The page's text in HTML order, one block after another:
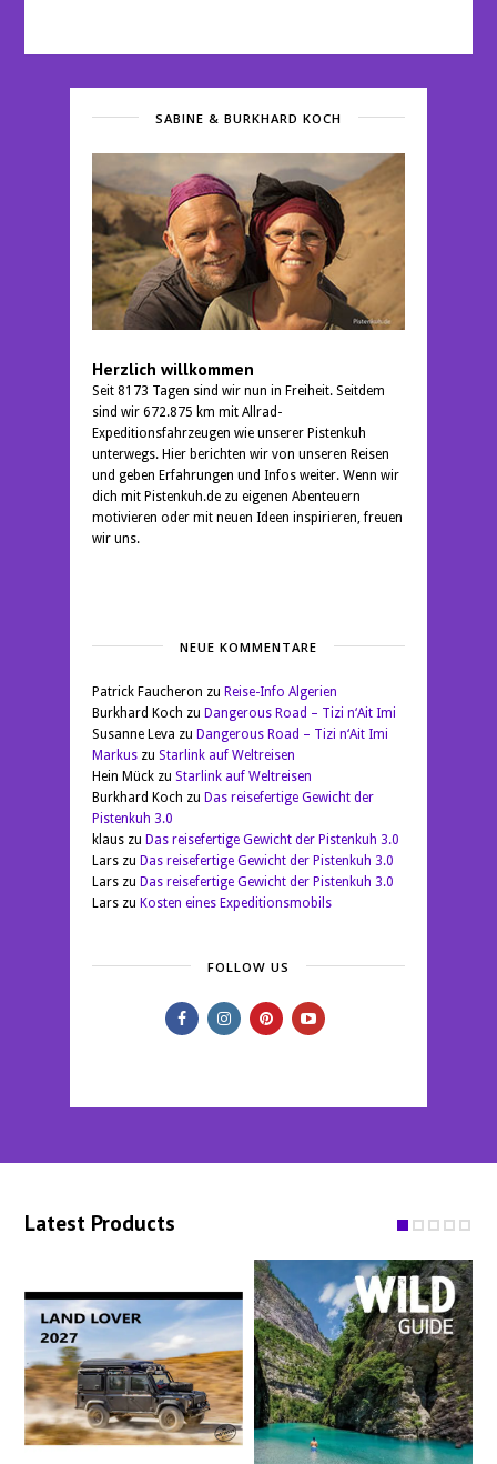
SABINE & BURKHARD KOCH
Herzlich willkommen
Seit 8173 Tagen sind wir nun in Freiheit. Seitdem
sind wir 672.875 km mit Allrad-
Expeditionsfahrzeugen wie unserer Pistenkuh
unterwegs. Hier berichten wir von unseren Reisen
und geben Erfahrungen und Infos weiter. Wenn wir
dich mit Pistenkuh.de zu eigenen Abenteuern
motivieren oder mit neuen Ideen inspirieren, freuen
wir uns.
NEUE KOMMENTARE
Patrick Faucheron zu Reise-Info Algerien
Burkhard Koch zu Dangerous Road – Tizi n‘Ait Imi
Susanne Leva zu Dangerous Road – Tizi n‘Ait Imi
Markuszu Starlink auf Weltreisen
Hein Mückzu Starlink auf Weltreisen
Burkhard Koch zu Das reisefertige Gewicht der
Pistenkuh 3.0
klauszu Das reisefertige Gewicht der Pistenkuh 3.0
Larszu Das reisefertige Gewicht der Pistenkuh 3.0
Larszu Das reisefertige Gewicht der Pistenkuh 3.0
Larszu Kosten eines Expeditionsmobils
FOLLOW US
Latest Products